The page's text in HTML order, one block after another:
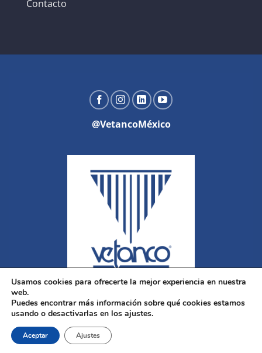
Contacto
@VetancoMéxico
Copyright 2026 ©
Usamos cookies para ofrecerte la mejor experiencia en nuestra
web.
Puedes encontrar más información sobre qué cookies estamos
usando o desactivarlas en los ajustes.
Aceptar Ajustes